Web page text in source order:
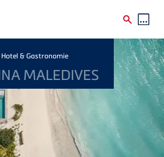
Hotel & Gastronomie
MALEDIVES